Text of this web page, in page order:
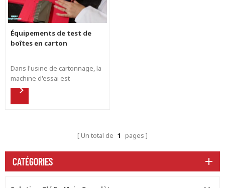
Équipements de test de
boîtes en carton
Dans l'usine de cartonnage, la
machine d'essai est
nécessaire pour la gestion du
Un total de 1 pages
CATÉGORIES